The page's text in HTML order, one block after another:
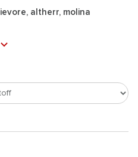
lievore, altherr, molina